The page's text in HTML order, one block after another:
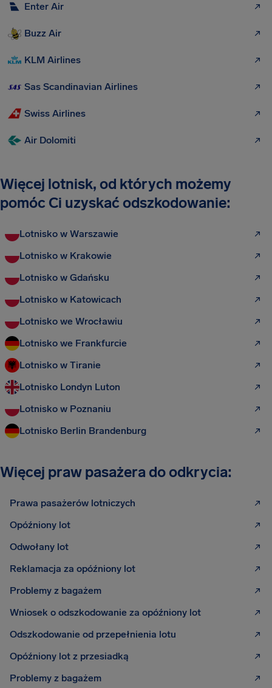
Enter Air
Buzz Air
KLM Airlines
Sas Scandinavian Airlines
Swiss Airlines
Air Dolomiti
Więcej lotnisk, od których możemy
pomóc Ci uzyskać odszkodowanie:
Lotnisko w Warszawie
Lotnisko w Krakowie
Lotnisko w Gdańsku
Lotnisko w Katowicach
Lotnisko we Wrocławiu
Lotnisko we Frankfurcie
Lotnisko w Tiranie
Lotnisko Londyn Luton
Lotnisko w Poznaniu
Lotnisko Berlin Brandenburg
Więcej praw pasażera do odkrycia:
Prawa pasażerów lotniczych
Opóźniony lot
Odwołany lot
Reklamacja za opóźniony lot
Problemy z bagażem
Wniosek o odszkodowanie za opóźniony lot
Odszkodowanie od przepełnienia lotu
Opóźniony lot z przesiadką
Problemy z bagażem